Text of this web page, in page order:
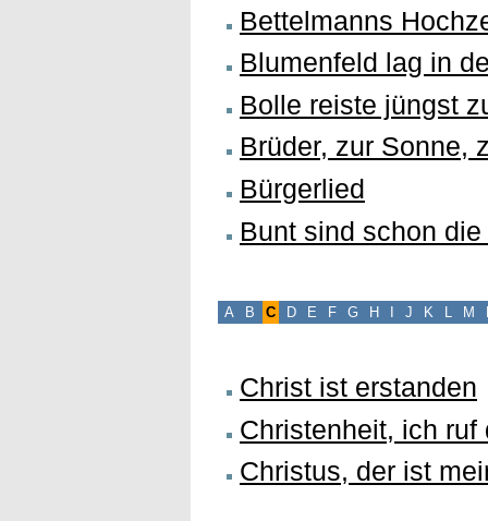
Bettelmanns
Blumenfeld lag in
Bolle reiste jüngst
Brüder, zur Sonne,
Bürgerlied
Bunt sind schon
A B C D E F G H J K L M
Christ ist erstanden
Christenheit, ich ruf
Christus, der ist